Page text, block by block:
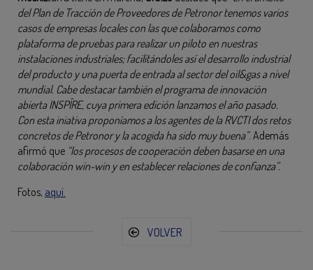
del Plan de Tracción de Proveedores de Petronor tenemos varios
casos de empresas locales con las que colaboramos como
plataforma de pruebas para realizar un piloto en nuestras
instalaciones industriales; facilitándoles así el desarrollo industrial
del producto y una puerta de entrada al sector del oil&gas a nivel
mundial. Cabe destacar también el programa de innovación
abierta INSPÎRE, cuya primera edición lanzamos el año pasado.
Con esta iniativa proponíamos a los agentes de la RVCTI dos retos
concretos de Petronor y la acogida ha sido muy buena”. Además
afirmó que “los procesos de cooperación deben basarse en una
colaboración win-win y en establecer relaciones de confianza”.
Fotos, aquí.
VOLVER